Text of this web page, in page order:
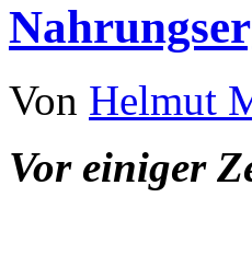
Von Helmut
Vor einiger